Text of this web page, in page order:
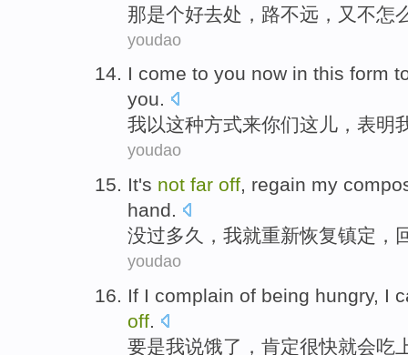
那是个好去处 ，路不远 ， 又 不怎
youdao
I come to you now in this form
you.
我以这种方式来你们这儿， 表明
youdao
It's not far off, regain my
hand.
没过多久 ， 我就重新恢复镇定 ，
youdao
If I complain of being hungry, I
off.
要是我说饿了， 肯定很快就会吃